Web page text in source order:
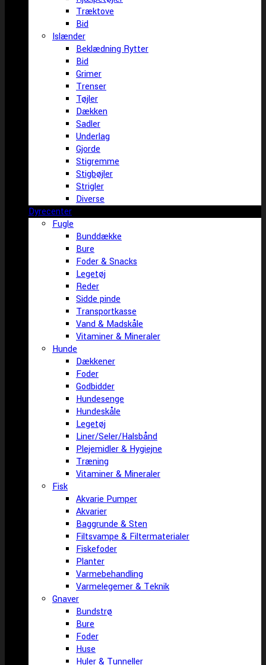
Træktove
Bid
Islænder
Beklædning Rytter
Bid
Grimer
Trenser
Tøjler
Dækken
Sadler
Underlag
Gjorde
Stigremme
Stigbøjler
Strigler
Diverse
Dyrecenter
Fugle
Bunddække
Bure
Foder & Snacks
Legetøj
Reder
Sidde pinde
Transportkasse
Vand & Madskåle
Vitaminer & Mineraler
Hunde
Dækkener
Foder
Godbidder
Hundesenge
Hundeskåle
Legetøj
Liner/Seler/Halsbånd
Plejemidler & Hygiejne
Træning
Vitaminer & Mineraler
Fisk
Akvarie Pumper
Akvarier
Baggrunde & Sten
Filtsvampe & Filtermaterialer
Fiskefoder
Planter
Varmebehandling
Varmelegemer & Teknik
Gnaver
Bundstrø
Bure
Foder
Huse
Huler & Tunneller